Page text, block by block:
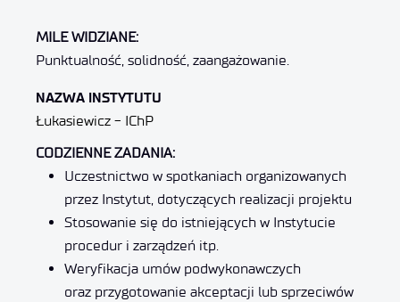
MILE WIDZIANE:
Punktualność, solidność, zaangażowanie.
NAZWA INSTYTUTU
Łukasiewicz - IChP
CODZIENNE ZADANIA:
Uczestnictwo w spotkaniach organizowanych
przez Instytut, dotyczących realizacji projektu
Stosowanie się do istniejących w Instytucie
procedur i zarządzeń itp.
Weryfikacja umów podwykonawczych
oraz przygotowanie akceptacji lub sprzeciwów